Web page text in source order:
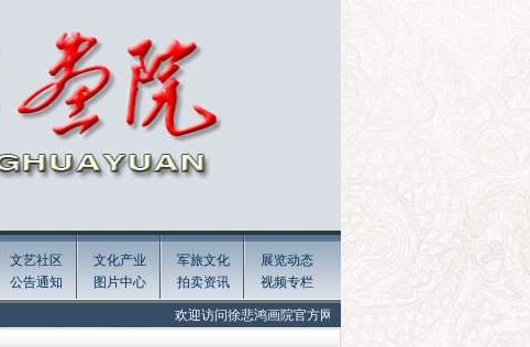
文艺社区
公告通知
文化产业
图片中心
军旅文化
拍卖资讯
展览动态
视频专栏
欢迎访问徐悲鸿画院官方网站 Welcome to the official website of Xu